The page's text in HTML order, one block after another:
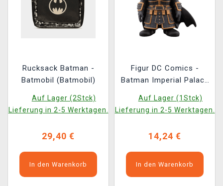
Rucksack Batman -
Batmobil (Batmobil)
Auf Lager (2Stck)
Lieferung in 2-5 Werktagen.
29,40 €
In den Warenkorb
Figur DC Comics -
Batman Imperial Palace
(beschädigte
Verpackung)
Auf Lager (1Stck)
Lieferung in 2-5 Werktagen.
14,24 €
In den Warenkorb